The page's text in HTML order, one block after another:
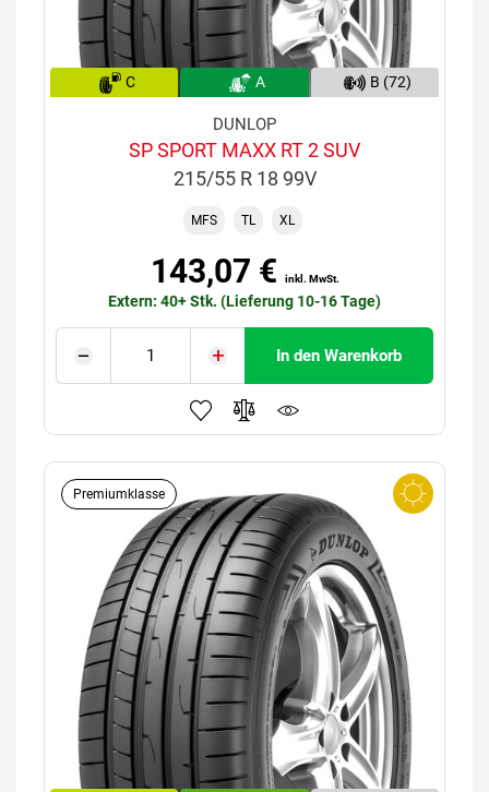
C A B (72)
DUNLOP
SP SPORT MAXX RT 2 SUV
215/55 R 18 99V
MFS TL XL
143,07 € inkl. MwSt.
Extern: 40+ Stk. (Lieferung 10-16 Tage)
In den Warenkorb
Premiumklasse